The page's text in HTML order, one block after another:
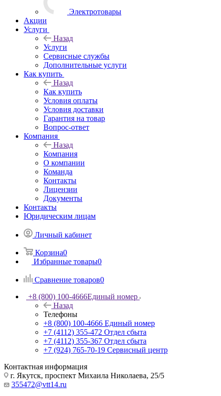
Электротовары
Акции
Услуги
Назад
Услуги
Сервисные службы
Дополнительные услуги
Как купить
Назад
Как купить
Условия оплаты
Условия доставки
Гарантия на товар
Вопрос-ответ
Компания
Назад
Компания
О компании
Команда
Контакты
Лицензии
Документы
Контакты
Юридическим лицам
Личный кабинет
Корзина0
Избранные товары0
Сравнение товаров0
+8 (800) 100-4666Единый номер
Назад
Телефоны
+8 (800) 100-4666 Единый номер
+7 (4112) 355-472 Отдел сбыта
+7 (4112) 355-367 Отдел сбыта
+7 (924) 765-70-19 Сервисный центр
Контактная информация
г. Якутск, проспект Михаила Николаева, 25/5
355472@vtt14.ru